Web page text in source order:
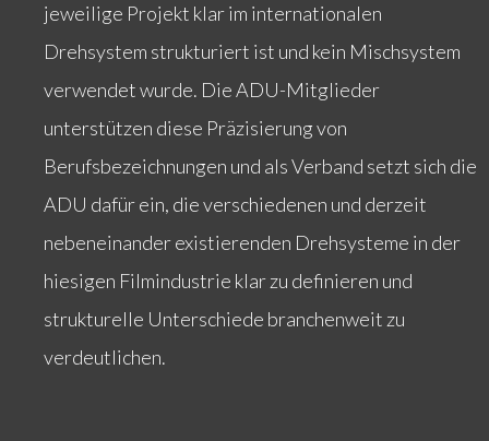
jeweilige Projekt klar im internationalen
Drehsystem strukturiert ist und kein Mischsystem
verwendet wurde. Die ADU-Mitglieder
unterstützen diese Präzisierung von
Berufsbezeichnungen und als Verband setzt sich die
ADU dafür ein, die verschiedenen und derzeit
nebeneinander existierenden Drehsysteme in der
hiesigen Filmindustrie klar zu definieren und
strukturelle Unterschiede branchenweit zu
verdeutlichen.